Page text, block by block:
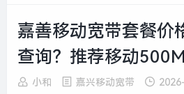
嘉善移动宽带套餐价
查询？推荐移动
小和 嘉兴移动宽带